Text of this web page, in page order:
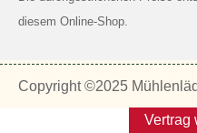
diesem Online-Shop.
Copyright ©2025
Vertrag